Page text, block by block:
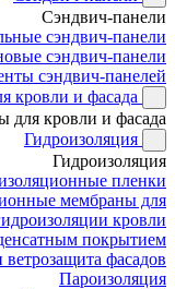
Сэндвич-панели
сэндвич-панели
сэндвич-панели
сэндвич-панелей
кровли и фасада
для кровли и фасада
Гидроизоляция
Гидроизоляция
пленки
мембраны для
кровли
покрытием
фасадов
Пароизоляция